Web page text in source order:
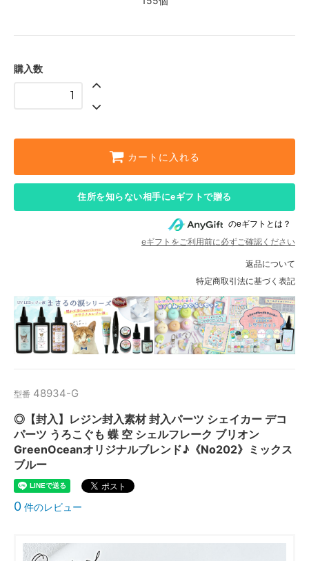
購入数
カートに入れる
住所を知らない相手にeギフトで贈る
のeギフトとは？
eギフトをご利用前に必ずご確認ください
返品について
特定商取引法に基づく表記
型番 48934-G
◎【封入】レジン封入素材 封入パーツ シェイカー デコ
パーツ うろこぐも 蝶 空 シェルフレーク ブリオン
GreenOceanオリジナルブレンド♪《No202》ミックス
ブルー
0 件のレビュー